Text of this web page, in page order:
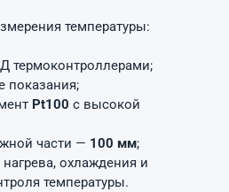
температуры:
термоконтроллерами;
показания;
Pt100 с высокой
части — 100 мм;
охлаждения и
температуры.